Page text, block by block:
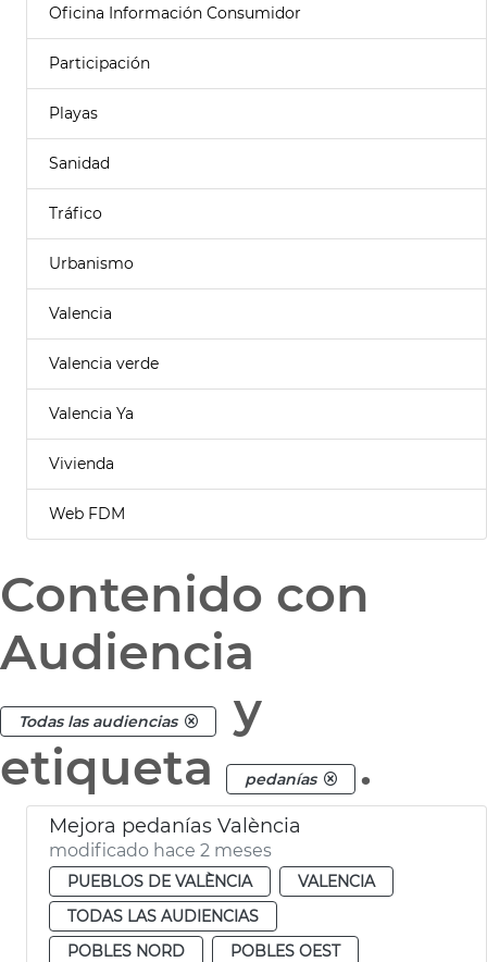
Oficina Información Consumidor
Participación
Playas
Sanidad
Tráfico
Urbanismo
Valencia
Valencia verde
Valencia Ya
Vivienda
Web FDM
Contenido con
Audiencia
Todas las audiencias
y
etiqueta
pedanías .
Mejora pedanías València
modificado hace 2 meses
PUEBLOS DE VALÈNCIA
VALENCIA
TODAS LAS AUDIENCIAS
POBLES NORD
POBLES OEST